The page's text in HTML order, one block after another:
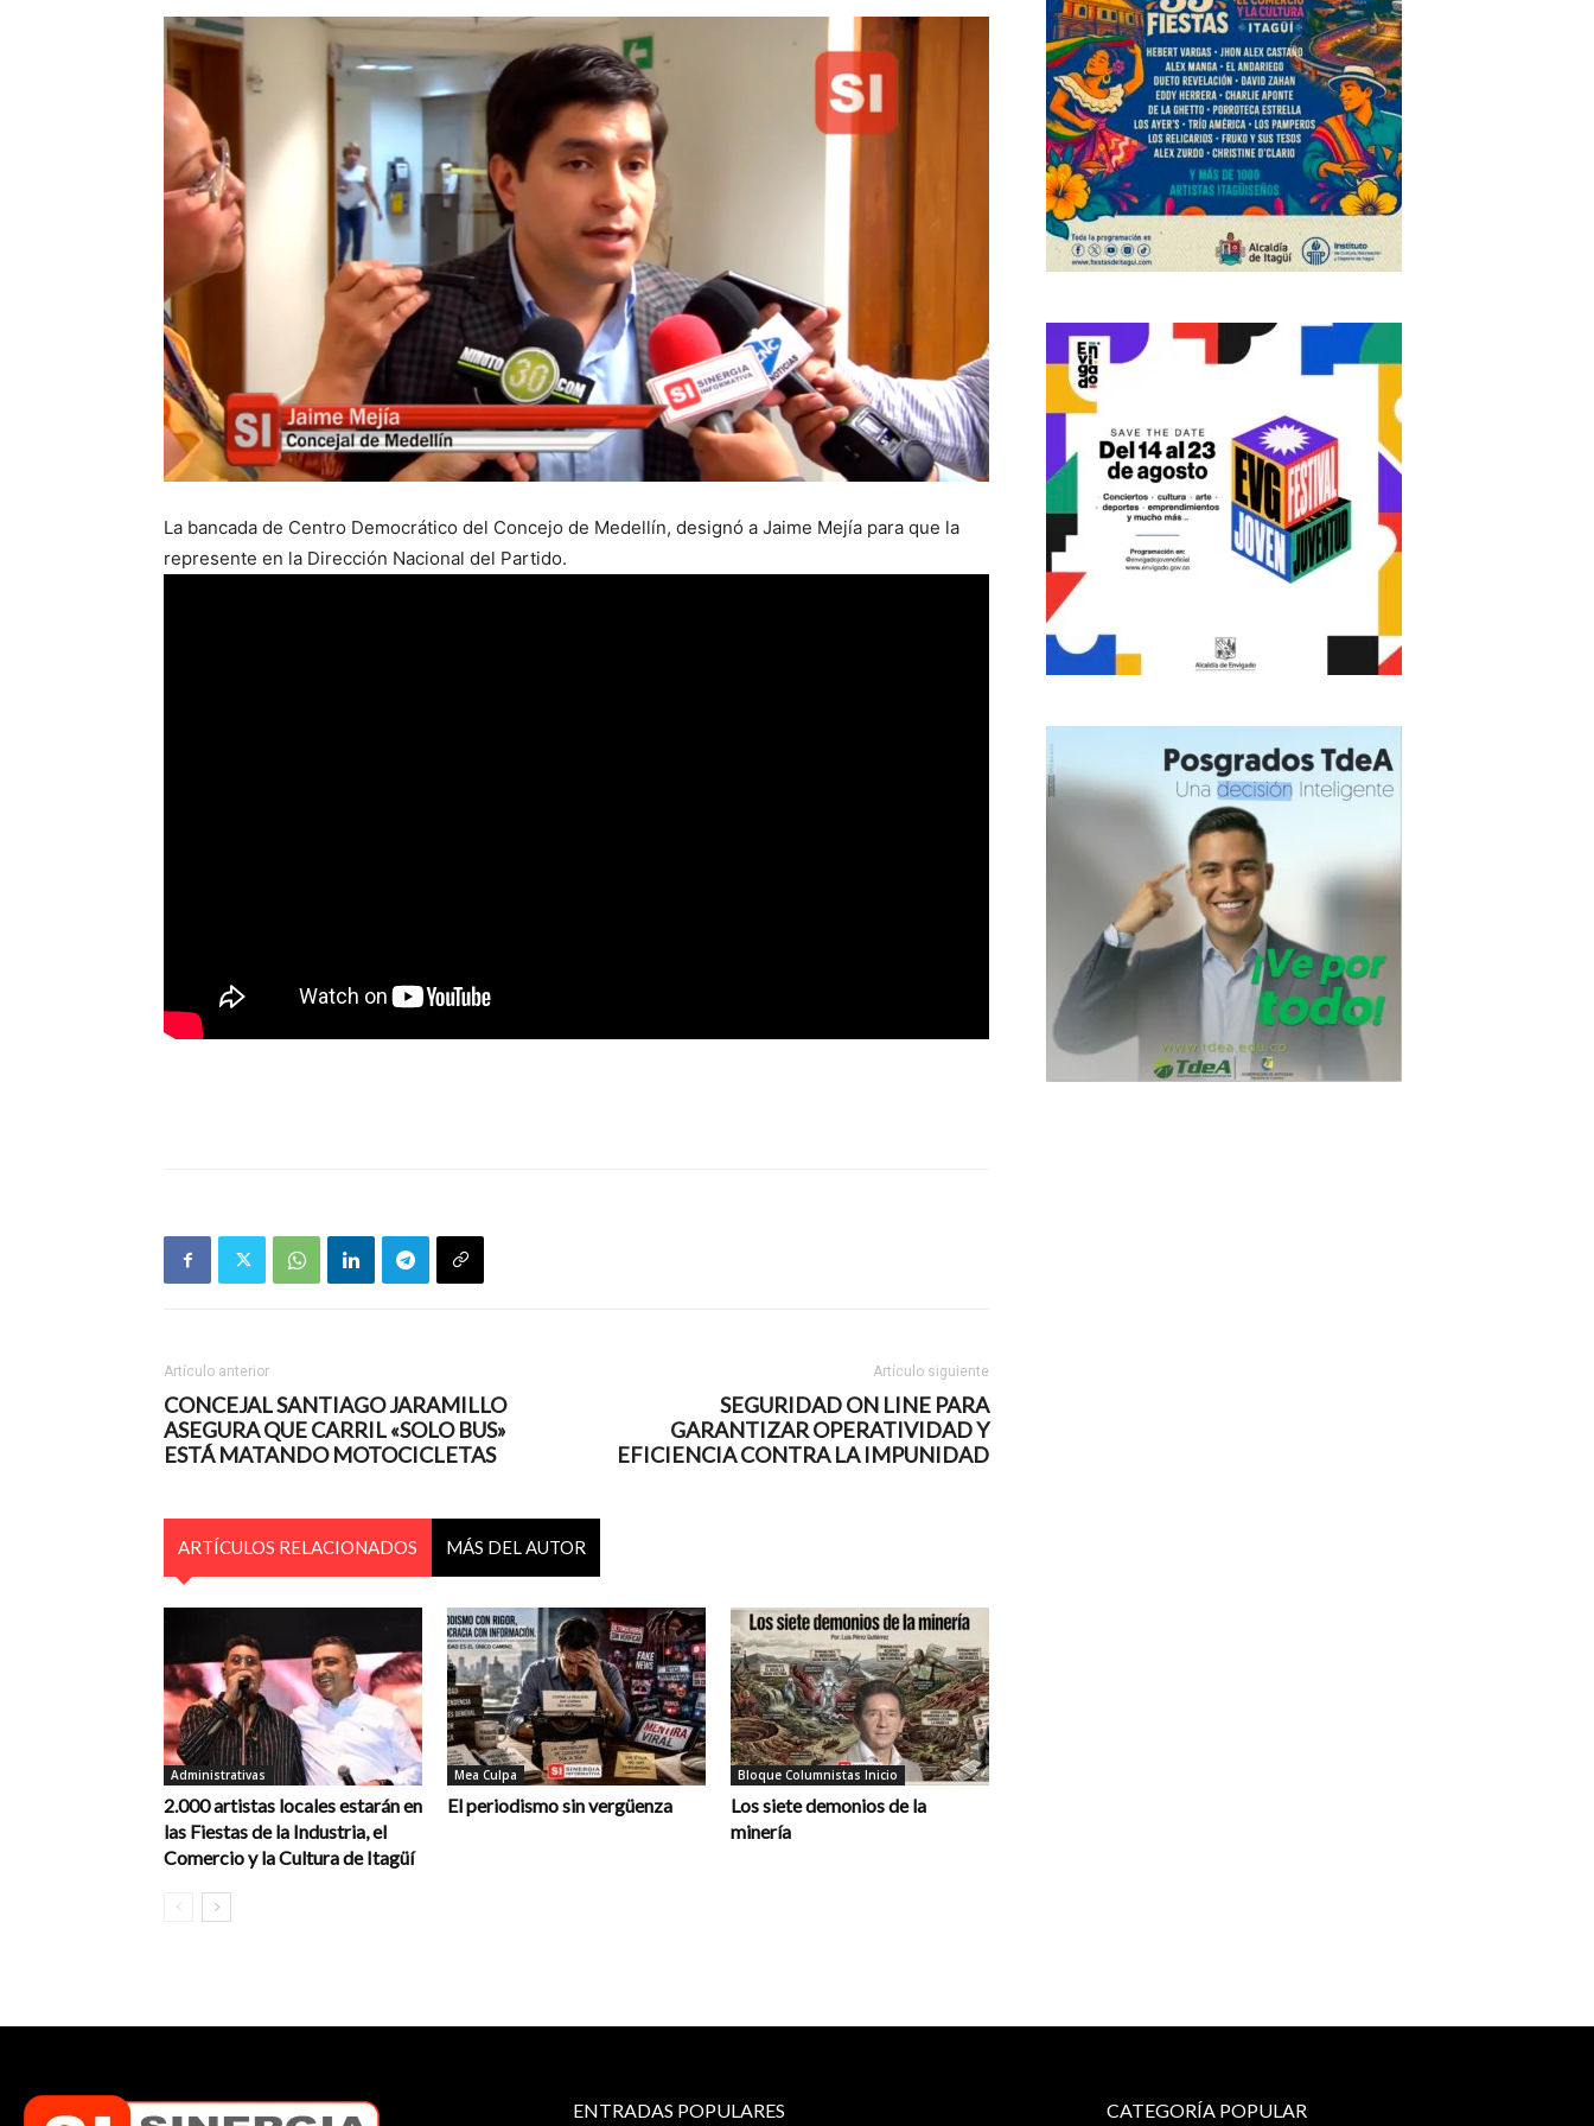
La bancada de Centro Democrático del Concejo de Medellín, designó a Jaime Mejía para que la
represente en la Dirección Nacional del Partido.
Artículo anterior
CONCEJAL SANTIAGO JARAMILLO
ASEGURA QUE CARRIL «SOLO BUS»
ESTÁ MATANDO MOTOCICLETAS
Artículo siguiente
SEGURIDAD ON LINE PARA
GARANTIZAR OPERATIVIDAD Y
EFICIENCIA CONTRA LA IMPUNIDAD
ARTÍCULOS RELACIONADOS MÁS DEL AUTOR
Administrativas
2.000 artistas locales estarán en
las Fiestas de la Industria, el
Comercio y la Cultura de Itagüí
Mea Culpa
El periodismo sin vergüenza
Bloque Columnistas Inicio
Los siete demonios de la
minería
ENTRADAS POPULARES CATEGORÍA POPULAR